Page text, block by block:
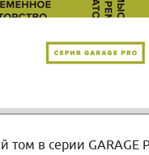
в серии GARAGE